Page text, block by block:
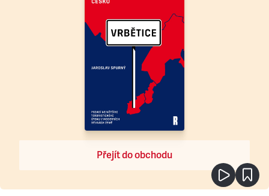
Přejít do obchodu